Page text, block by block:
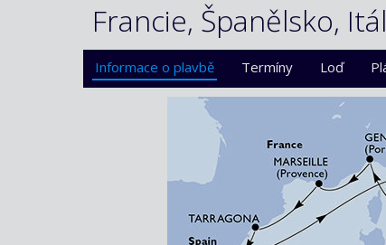
Francie, Španělsko,
Informace o plavbě Termíny Loď